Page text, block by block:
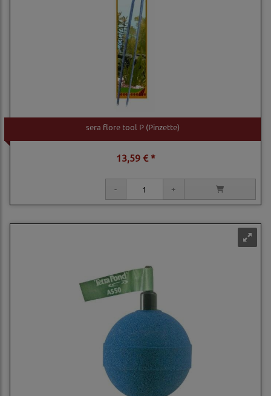
sera flore tool P (Pinzette)
13,59 € *